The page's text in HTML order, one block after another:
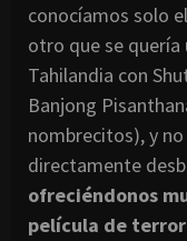
conocíamos solo
otro que se
Tahilandia con
Banjong
nombrecitos), y
directamente
ofreciéndonos
película de